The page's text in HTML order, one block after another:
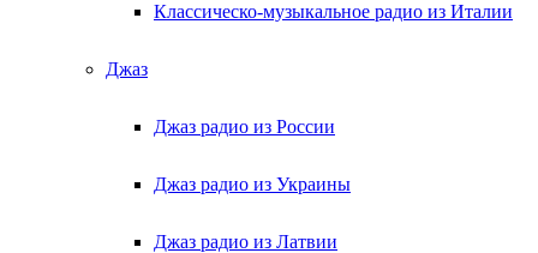
Классическо-музыкальное радио из Италии
Джаз
Джаз радио из России
Джаз радио из Украины
Джаз радио из Латвии